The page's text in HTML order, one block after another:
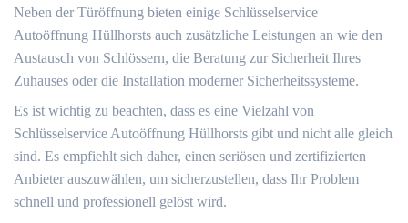
Neben der Türöffnung bieten einige Schlüsselservice
Autoöffnung Hüllhorsts auch zusätzliche Leistungen an wie den
Austausch von Schlössern, die Beratung zur Sicherheit Ihres
Zuhauses oder die Installation moderner Sicherheitssysteme.​
Es ist wichtig zu beachten, dass es eine Vielzahl von
Schlüsselservice Autoöffnung Hüllhorsts gibt und nicht alle gleich
sind.​ Es empfiehlt sich daher, einen seriösen und zertifizierten
Anbieter auszuwählen, um sicherzustellen, dass Ihr Problem
schnell und professionell gelöst wird.